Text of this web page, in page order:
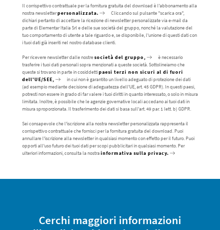
Il corrispettivo contrattuale per la fornitura gratuita del download è l'abbonamento alla
nostra newsletterpersonalizzata.
Cliccando sul pulsante "scarica ora",
dichiari pertanto di accettare la ricezione di newsletter personalizzate via e-mail da
parte di Elementar Italia Srl e delle sue società del gruppo, nonché la valutazione del
tuo comportamento di utente a tale riguardo e, se disponibile, l'unione di questi dati con
i tuoi dati già inseriti nel nostro database clienti.
Per ricevere newsletter dalle nostresocietà del gruppo,
è necessario
trasferire i tuoi dati personali sopra menzionati a queste società. Sottolineiamo che
queste si trovano in parte in cosiddettipaesi terzi non sicuri al di fuori
dell'UE/SEE,
in cui non è garantito un livello adeguato di protezione dei dati
(ad esempio mediante decisione di adeguatezza dell'UE, art. 45 GDPR). In questi paesi,
potresti non essere in grado di far valere i tuoi diritti in quanto interessato, o solo in misura
limitata. Inoltre, è possibile che le agenzie governative locali accedano ai tuoi dati in
misura sproporzionata. Il trasferimento dei dati si basa sull'art. 49 par. 1 lett. b) GDPR.
Sei consapevole che l'iscrizione alla nostra newsletter personalizzata rappresenta il
corrispettivo contrattuale che fornisci per la fornitura gratuita del download. Puoi
annullare l'iscrizione alla newsletter in qualsiasi momento con effetto per il futuro. Puoi
opporti all'uso futuro dei tuoi dati per scopi pubblicitari in qualsiasi momento. Per
ulteriori informazioni, consulta la nostrainformativa sulla privacy.
Cerchi maggiori informazioni